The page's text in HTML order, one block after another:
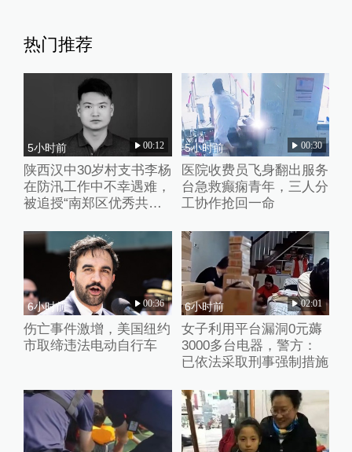
热门推荐
5小时前 00:12
陕西汉中30岁村支书李杨
在防汛工作中不幸遇难，
被追授“南郑区优秀共产
5小时前 00:30
医院收费员飞身翻出服务
台急救癫痫青年，三人分
工协作抢回一命
6小时前 00:36
伤亡事件激增，美国纽约
市取缔违法电动自行车
6小时前 02:01
女子利用平台漏洞0元薅
3000多台电器，警方：
已依法采取刑事强制措施